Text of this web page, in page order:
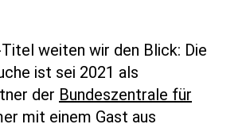
weiten wir den Blick: Die
ist sei 2021 als
der Bundeszentrale für
mit einem Gast aus